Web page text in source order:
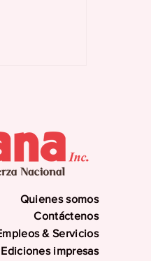
Quienes somos
Contáctenos
& Servicios
Ediciones impresas